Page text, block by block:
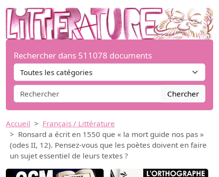
Rechercher dans 511078 documents
Chercher
Accueil
Français / Littérature
Ronsard a écrit en 1550 que « la mort guide nos pas »
(odes II, 12). Pensez-vous que les poètes doivent en faire
un sujet essentiel de leurs textes ?